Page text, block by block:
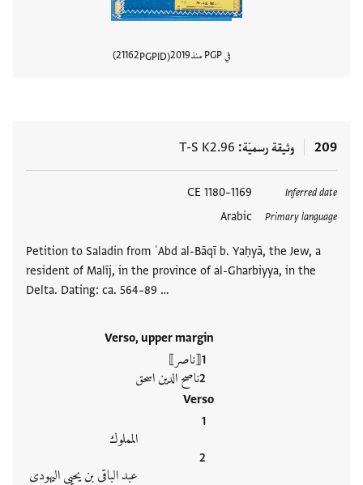
في PGP منذ 2019
PGPID
21162
209 وثيقة رسميّة T-S K2.96
Inferred date
1169–1180 CE
Primary language
Arabic
Petition to Saladin from ʿAbd al-Bāqī b. Yaḥyā, the Jew, a
resident of Malīj, in the province of al-Gharbiyya, in the
Delta. Dating: ca. 564–89 …
Verso, upper margin
⟦ناصر⟧
ناصح الدين اسحق
Verso
المملوك
عبد الباقى بن يحيى اليهودى
العلامات